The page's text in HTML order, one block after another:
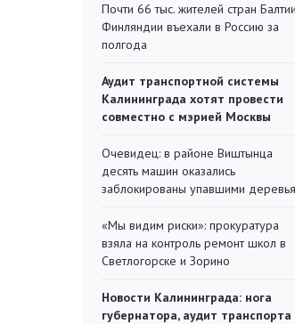
Почти 66 тыс. жителей стран
Финляндии въехали в Россию за
полгода
Аудит транспортной системы
Калининграда хотят провести
совместно с мэрией Москвы
Очевидец: в районе Виштынца
десять машин оказались
заблокированы упавшими
«Мы видим риски»: прокуратура
взяла на контроль ремонт школ в
Светлогорске и Зорино
Новости Калининграда: нога
губернатора, аудит транспорта